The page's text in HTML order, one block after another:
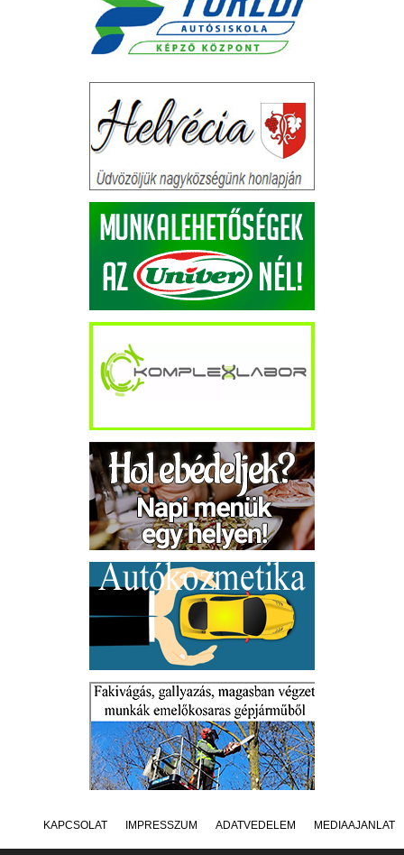
KAPCSOLAT IMPRESSZUM ADATVÉDELEM MÉDIAAJÁNLAT